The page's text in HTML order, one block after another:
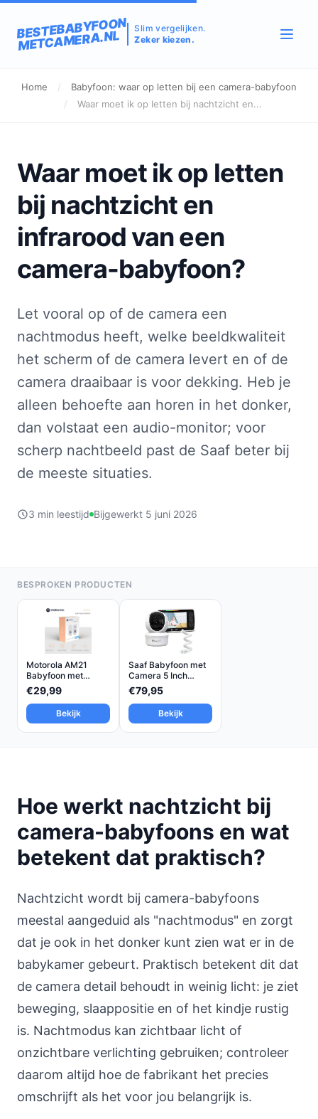
BESTEBABYFOON
METCAMERA.NL
Slim vergelijken.
Zeker kiezen.
Home /
Babyfoon: waar op letten bij een camera-babyfoon
/
Waar moet ik op letten bij nachtzicht en...
Waar moet ik op letten
bij nachtzicht en
infrarood van een
camera-babyfoon?
Let vooral op of de camera een
nachtmodus heeft, welke beeldkwaliteit
het scherm of de camera levert en of de
camera draaibaar is voor dekking. Heb je
alleen behoefte aan horen in het donker,
dan volstaat een audio-monitor; voor
scherp nachtbeeld past de Saaf beter bij
de meeste situaties.
3 min leestijd Bijgewerkt 5 juni 2026
BESPROKEN PRODUCTEN
Motorola AM21
Babyfoon met
Camera
€29,99
Bekijk
Saaf Babyfoon met
Camera 5 Inch
Scherm...
€79,95
Bekijk
Hoe werkt nachtzicht bij
camera-babyfoons en wat
betekent dat praktisch?
Nachtzicht wordt bij camera-babyfoons
meestal aangeduid als "nachtmodus" en zorgt
dat je ook in het donker kunt zien wat er in de
babykamer gebeurt. Praktisch betekent dit dat
de camera detail behoudt in weinig licht: je ziet
beweging, slaappositie en of het kindje rustig
is. Nachtmodus kan zichtbaar licht of
onzichtbare verlichting gebruiken; controleer
daarom altijd hoe de fabrikant het precies
omschrijft als het voor jou belangrijk is.